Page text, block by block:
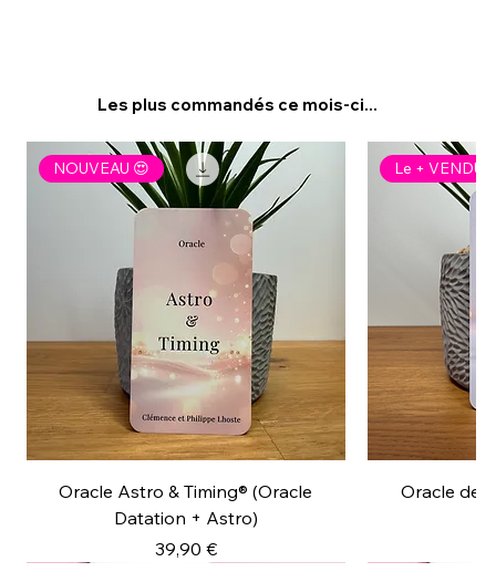
Les plus commandés ce mois-ci...
NOUVEAU 😍
Oracle Astro & Timing® (Oracle
Datation + Astro)
Prix
39,90 €
Le + VENDU
Oracle des